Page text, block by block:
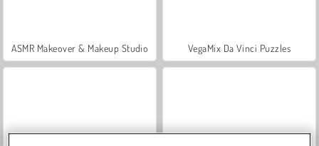
ASMR Makeover & Makeup Studio VegaMix Da Vinci Puzzles